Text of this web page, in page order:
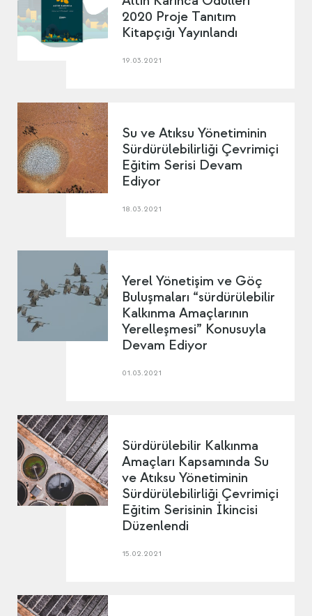
2020 Proje Tanıtım
Kitapçığı Yayınlandı
19.03.2021
Su ve Atıksu Yönetiminin
Sürdürülebilirliği Çevrimiçi
Eğitim Serisi Devam
Ediyor
18.03.2021
Yerel Yönetişim ve Göç
Buluşmaları “sürdürülebilir
Kalkınma Amaçlarının
Yerelleşmesi” Konusuyla
Devam Ediyor
01.03.2021
Sürdürülebilir Kalkınma
Amaçları Kapsamında Su
ve Atıksu Yönetiminin
Sürdürülebilirliği Çevrimiçi
Eğitim Serisinin İkincisi
Düzenlendi
15.02.2021